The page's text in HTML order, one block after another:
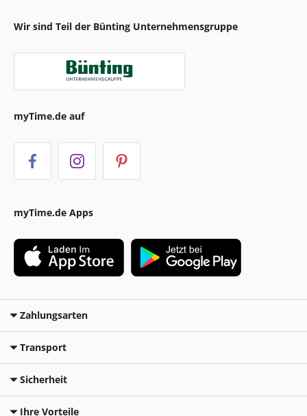
Wir sind Teil der Bünting Unternehmensgruppe
myTime.de auf
myTime.de Apps
Zahlungsarten
Transport
Sicherheit
Ihre Vorteile